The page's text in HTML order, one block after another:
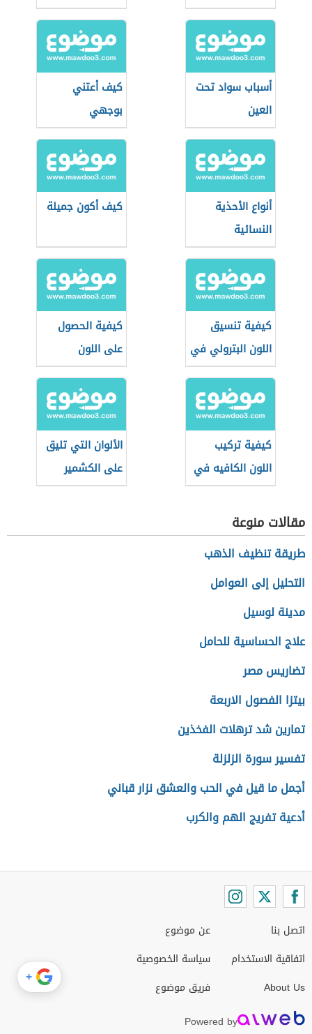
أسباب سواد تحت
العين
كيف أعتني
بوجهي
أنواع الأحذية
النسائية
كيف أكون جميلة
كيفية تنسيق
اللون البترولي في
الحوائط
كيفية الحصول
على اللون
الفستقي في
الدهان
كيفية تركيب
اللون الكافيه في
الدهانات
الألوان التي تليق
على الكشمير
مقالات منوعة
طريقة تنظيف الذهب
التحليل إلى العوامل
مدينة لوسيل
علاج الحساسية للحامل
تضاريس مصر
بيتزا الفصول الاربعة
تمارين شد ترهلات الفخذين
تفسير سورة الزلزلة
أجمل ما قيل في الحب والعشق نزار قباني
أدعية تفريج الهم والكرب
اتصل بنا
اتفاقية الاستخدام
About Us
عن موضوع
سياسة الخصوصية
فريق موضوع
Powered by
+